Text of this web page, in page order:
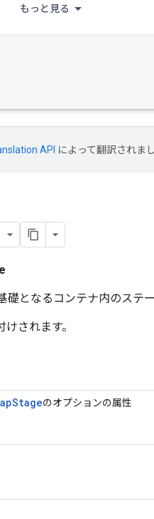
もっと見る
API によって翻訳されまし
礎となるコンテナ内のステ
されます。
Stageのオプションの属性